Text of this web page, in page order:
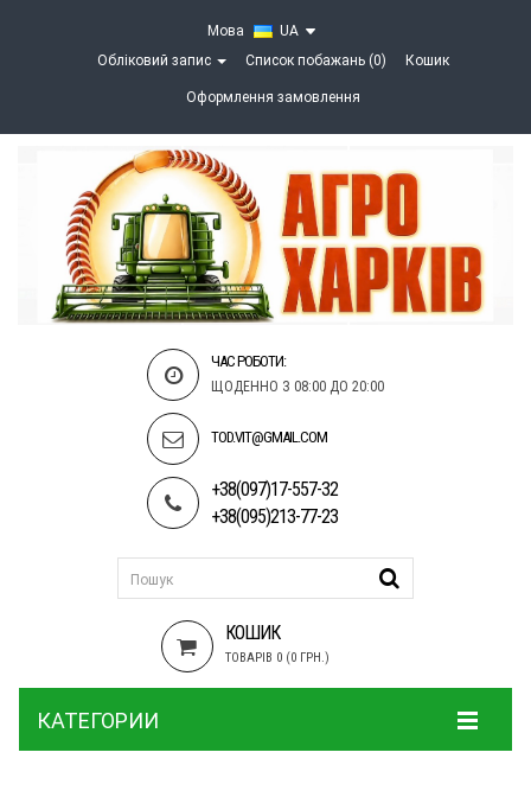
Мова
UA
Обліковий запис
Список побажань (0) Кошик
Оформлення замовлення
ЧАС РОБОТИ:
ЩОДЕННО З 08:00 ДО 20:00
TOD.VIT@GMAIL.COM
+38(097)17-557-32
+38(095)213-77-23
КОШИК
ТОВАРІВ 0 (0 ГРН.)
КАТЕГОРИИ